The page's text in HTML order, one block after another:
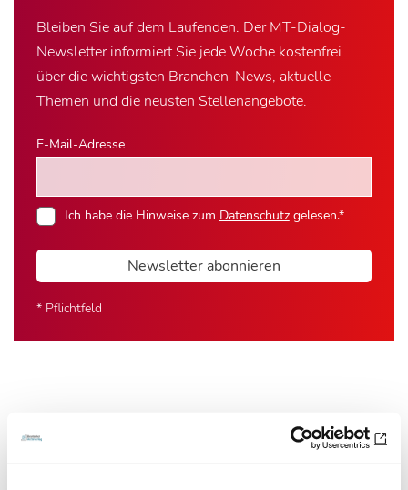
Bleiben Sie auf dem Laufenden. Der MT-Dialog-
Newsletter informiert Sie jede Woche kostenfrei
über die wichtigsten Branchen-News, aktuelle
Themen und die neusten Stellenangebote.
E-Mail-Adresse
Ich habe die Hinweise zum Datenschutzgelesen.*
Newsletter abonnieren
* Pflichtfeld
Das könnte Sie auch interessieren: